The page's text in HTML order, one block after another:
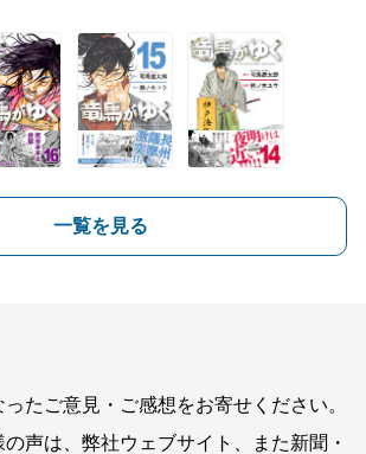
一覧を見る
たご意見・ご感想をお寄せください。
声は、弊社ウェブサイト、また新聞・